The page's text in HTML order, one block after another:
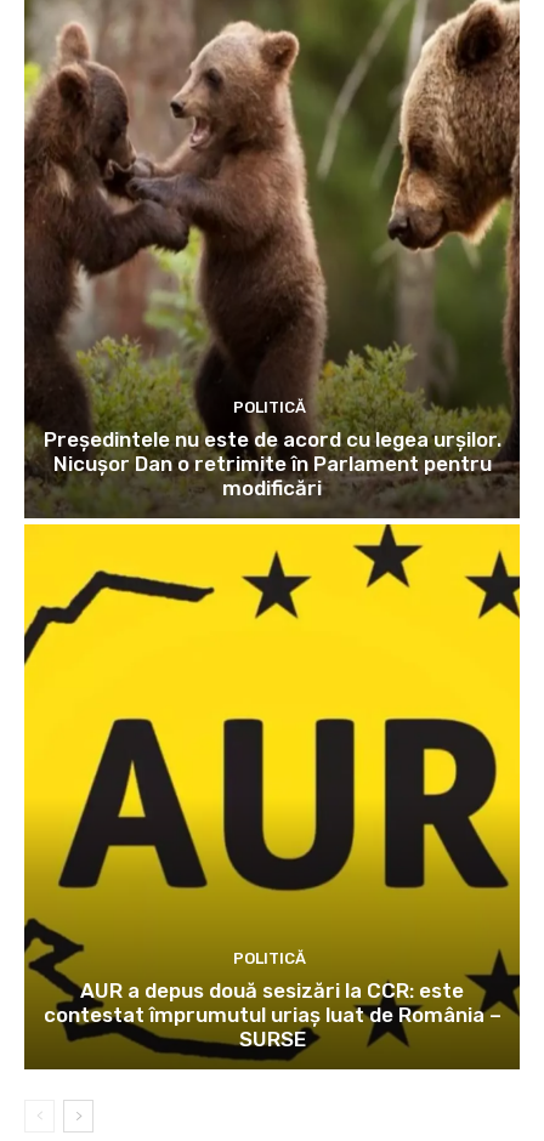
POLITICĂ
Președintele nu este de acord cu legea urșilor.
Nicușor Dan o retrimite în Parlament pentru
modificări
POLITICĂ
AUR a depus două sesizări la CCR: este
contestat împrumutul uriaș luat de România –
SURSE